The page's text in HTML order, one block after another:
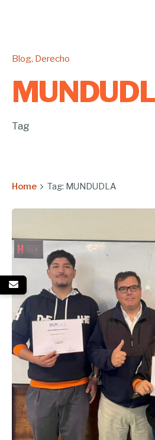
Blog Derecho
Tag
Home Tag: MUNDUDLA
Enviado por
UHE